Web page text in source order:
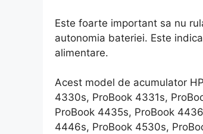
Este foarte important sa nu
autonomia bateriei. Este
alimentare.
Acest model de acumulator
4330s, ProBook 4331s,
ProBook 4435s, ProBook
4446s, ProBook 4530s,